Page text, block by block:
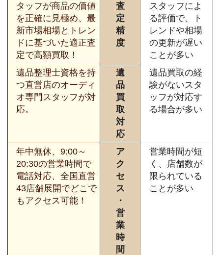
タッフが商品の価値
を正確に見極め、最
新市場相場とトレン
ドに基づいた適正査
定で高額買取！
査
定
精
度
スタッフによ
る評価で、ト
レンドや相場
の更新が遅い
ことが多い
遺品整理士資格を持
つ直営店のオーディ
オ専門スタッフが対
応。
遺
品
買
取
対
応
遺品買取の経
験がないスタ
ッフが対応す
る場合が多い
年中無休、9:00～
20:30の営業時間で
電話対応、全国直営
43店舗展開でどこで
もアクセス可能！
ア
ク
セ
ス
・
営
業
時
間
営業時間が短
く、店舗数が
限られている
ことが多い